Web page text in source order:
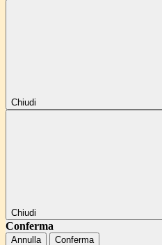
Chiudi
Chiudi
Conferma
Annulla Conferma